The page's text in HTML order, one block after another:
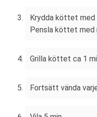
Krydda köttet med
Pensla köttet med
Grilla köttet ca 1
Fortsätt vända